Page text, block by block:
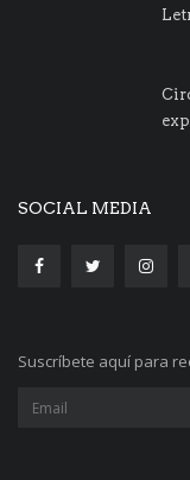
SOCIAL MEDIA
Suscríbete aquí para